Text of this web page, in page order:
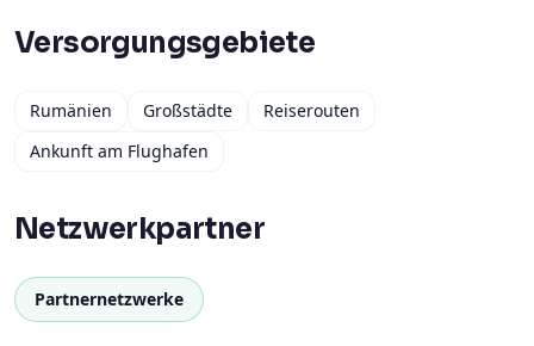
Versorgungsgebiete
Rumänien Großstädte
Reiserouten
Ankunft am Flughafen
Netzwerkpartner
Partnernetzwerke